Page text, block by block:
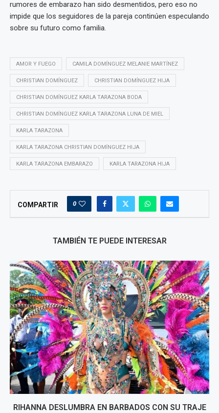
rumores de embarazo han sido desmentidos, pero eso no
impide que los seguidores de la pareja continúen especulando
sobre su futuro como familia.
AMOR Y FUEGO CAMILA DOMÍNGUEZ MELANIE MARTÍNEZ
CHRISTIAN DOMÍNGUEZ CHRISTIAN DOMÍNGUEZ HIJA
CHRISTIAN DOMÍNGUEZ KARLA TARAZONA BODA
CHRISTIAN DOMÍNGUEZ KARLA TARAZONA LUNA DE MIEL
KARLA TARAZONA
KARLA TARAZONA CHRISTIAN DOMÍNGUEZ HIJA
KARLA TARAZONA EMBARAZO KARLA TARAZONA HIJA
COMPARTIR 0
TAMBIÉN TE PUEDE INTERESAR
RIHANNA DESLUMBRA EN BARBADOS CON SU TRAJE